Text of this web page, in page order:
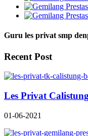
Guru les privat smp
Recent Post
Les Privat
01-06-2021